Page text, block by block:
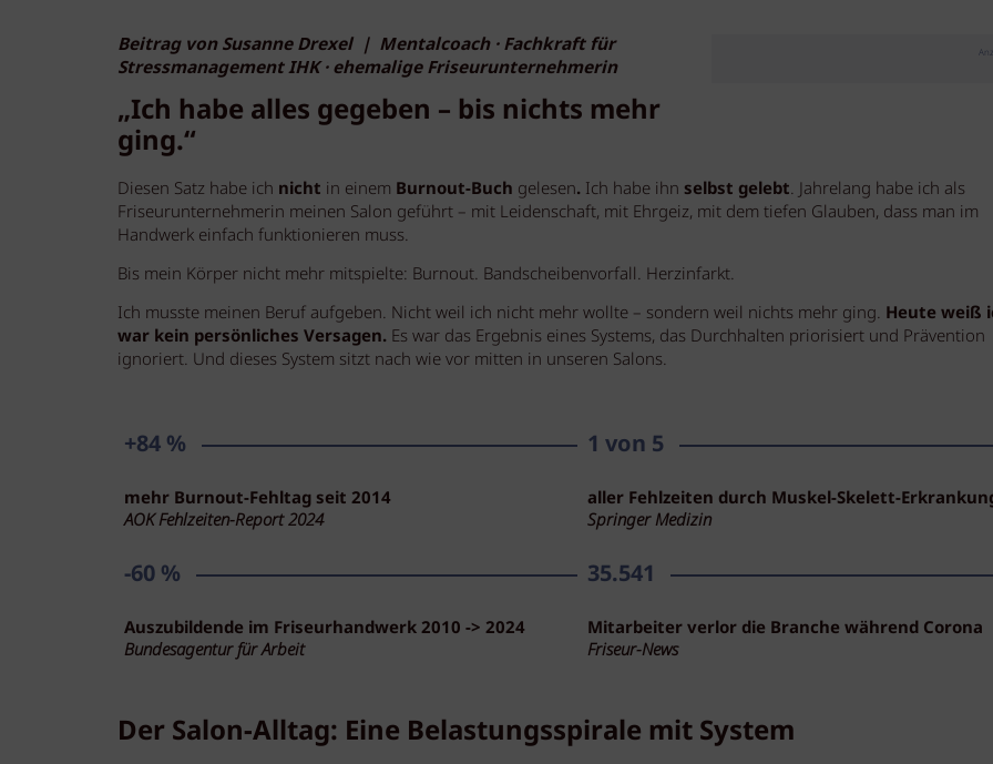
Beitrag von Susanne Drexel | Mentalcoach · Fachkraft für
Stressmanagement IHK · ehemalige Friseurunternehmerin
„Ich habe alles gegeben – bis nichts mehr
ging.“
Diesen Satz habe ich nicht in einem Burnout-Buch gelesen. Ich habe ihn selbst gelebt. Jahrelang habe ich als
Friseurunternehmerin meinen Salon geführt – mit Leidenschaft, mit Ehrgeiz, mit dem tiefen Glauben, dass man im
Handwerk einfach funktionieren muss.
Bis mein Körper nicht mehr mitspielte: Burnout. Bandscheibenvorfall. Herzinfarkt.
Ich musste meinen Beruf aufgeben. Nicht weil ich nicht mehr wollte – sondern weil nichts mehr ging. Heute weiß
war kein persönliches Versagen. Es war das Ergebnis eines Systems, das Durchhalten priorisiert und Prävention
ignoriert. Und dieses System sitzt nach wie vor mitten in unseren Salons.
+84 %
mehr Burnout-Fehltag seit 2014
AOK Fehlzeiten-Report 2024
-60 %
Auszubildende im Friseurhandwerk 2010 -> 2024
Bundesagentur für Arbeit
1 von 5
aller Fehlzeiten durch Muskel-Skelett-
Springer Medizin
35.541
Mitarbeiter verlor die Branchewährend Corona
Friseur-News
Der Salon-Alltag: Eine Belastungsspirale mit System